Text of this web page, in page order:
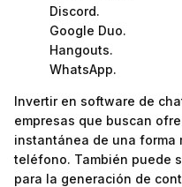
Discord.
Google Duo.
Hangouts.
WhatsApp.
Invertir en software de
empresas que buscan
instantánea de una forma
teléfono. También puede
para la generación de